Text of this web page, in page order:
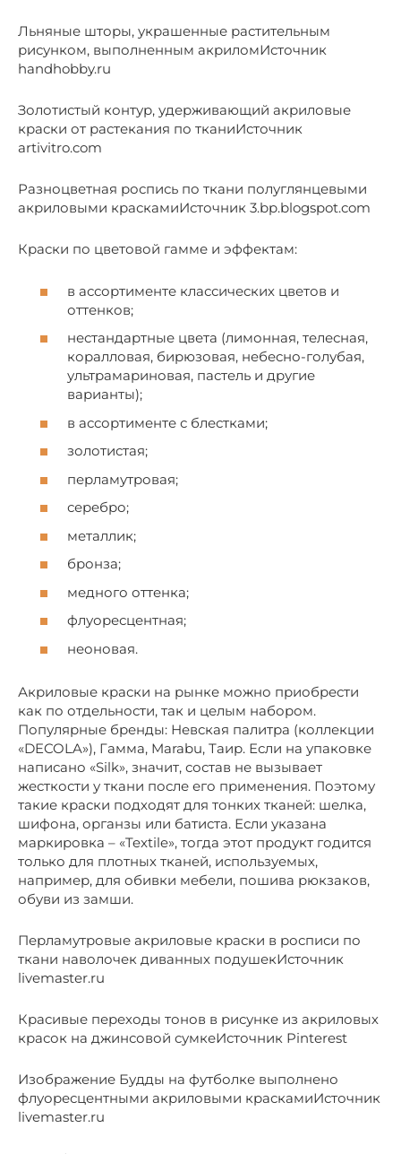
Льняные шторы, украшенные растительным
рисунком, выполненным акриломИсточник
handhobby.ru
Золотистый контур, удерживающий акриловые
краски от растекания по тканиИсточник
artivitro.com
Разноцветная роспись по ткани полуглянцевыми
акриловыми краскамиИсточник 3.bp.blogspot.com
Краски по цветовой гамме и эффектам:
в ассортименте классических цветов и
оттенков;
нестандартные цвета (лимонная, телесная,
коралловая, бирюзовая, небесно-голубая,
ультрамариновая, пастель и другие
варианты);
в ассортименте с блестками;
золотистая;
перламутровая;
серебро;
металлик;
бронза;
медного оттенка;
флуоресцентная;
неоновая.
Акриловые краски на рынке можно приобрести
как по отдельности, так и целым набором.
Популярные бренды: Невская палитра (коллекции
«DECOLA»), Гамма, Marabu, Таир. Если на упаковке
написано «Silk», значит, состав не вызывает
жесткости у ткани после его применения. Поэтому
такие краски подходят для тонких тканей: шелка,
шифона, органзы или батиста. Если указана
маркировка – «Textile», тогда этот продукт годится
только для плотных тканей, используемых,
например, для обивки мебели, пошива рюкзаков,
обуви из замши.
Перламутровые акриловые краски в росписи по
ткани наволочек диванных подушекИсточник
livemaster.ru
Красивые переходы тонов в рисунке из акриловых
красок на джинсовой сумкеИсточник Pinterest
Изображение Будды на футболке выполнено
флуоресцентными акриловыми краскамиИсточник
livemaster.ru